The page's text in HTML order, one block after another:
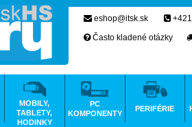
eshop@itsk.sk
Často kladené otázky
MOBILY,
TABLETY,
HODINKY
PC
KOMPONENTY
PERIFÉRIE